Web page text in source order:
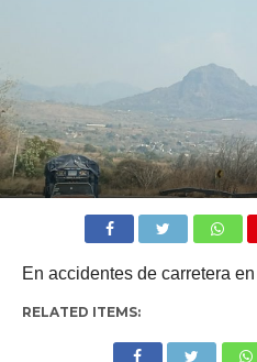
En accidentes de carretera
RELATED ITEMS: